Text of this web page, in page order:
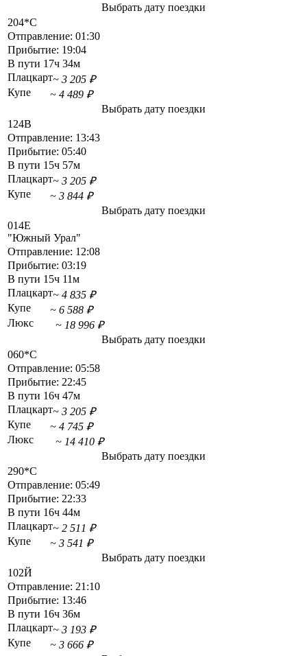
Выбрать дату поездки
204*С
Отправление: 01:30
Прибытие: 19:04
В пути 17ч 34м
Плацкарт~ 3 205 ₽
Купе
~ 4 489 ₽
Выбрать дату поездки
124В
Отправление: 13:43
Прибытие: 05:40
В пути 15ч 57м
Плацкарт~ 3 205 ₽
Купе
~ 3 844 ₽
Выбрать дату поездки
014Е
"Южный Урал"
Отправление: 12:08
Прибытие: 03:19
В пути 15ч 11м
Плацкарт~ 4 835 ₽
Купе
~ 6 588 ₽
Люкс
~ 18 996 ₽
Выбрать дату поездки
060*С
Отправление: 05:58
Прибытие: 22:45
В пути 16ч 47м
Плацкарт~ 3 205 ₽
Купе
~ 4 745 ₽
Люкс
~ 14 410 ₽
Выбрать дату поездки
290*С
Отправление: 05:49
Прибытие: 22:33
В пути 16ч 44м
Плацкарт~ 2 511 ₽
Купе
~ 3 541 ₽
Выбрать дату поездки
102Й
Отправление: 21:10
Прибытие: 13:46
В пути 16ч 36м
Плацкарт~ 3 193 ₽
Купе
~ 3 666 ₽